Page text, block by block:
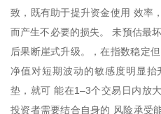
致，既有助于提升资金使用 效率
而产生不必要的损失。 未预估最
后果断崖式升级。，在指数稳定
净值对短期波动的敏感度明显
垫，就可 能在1–3个交易日内放
投资者需要结合自身的 风险承受